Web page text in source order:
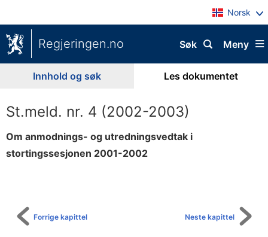
Norsk
Regjeringen.no Meny
Søk
Innhold og søk Les dokumentet
St.meld. nr. 4 (2002-2003)
Om anmodnings- og utredningsvedtak i
stortingssesjonen 2001-2002
Neste kapittel
Forrige kapittel